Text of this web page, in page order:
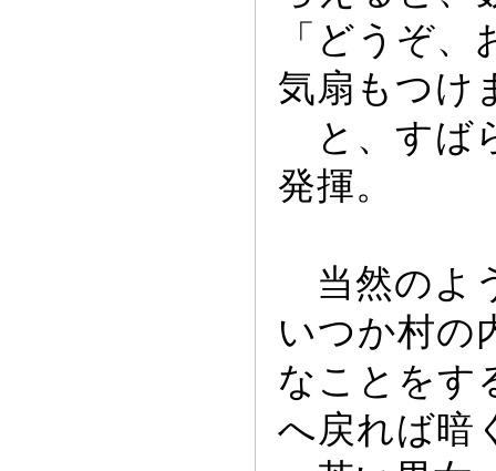
「どうぞ
気扇もつけ
と、すば
発揮。
当然のよ
いつか村の
なことをす
へ戻れば暗